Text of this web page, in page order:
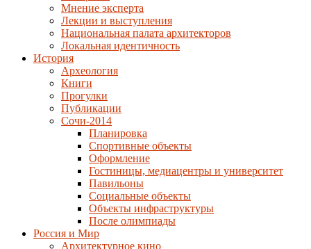
Мнение эксперта
Лекции и выступления
Национальная палата архитекторов
Локальная идентичность
История
Археология
Книги
Прогулки
Публикации
Сочи-2014
Планировка
Спортивные объекты
Оформление
Гостиницы, медиацентры и университет
Павильоны
Социальные объекты
Объекты инфраструктуры
После олимпиады
Россия и Мир
Архитектурное кино